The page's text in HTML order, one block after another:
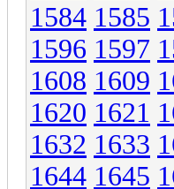
1584 1585
1596 1597
1608 1609
1620 1621
1632 1633
1644 1645